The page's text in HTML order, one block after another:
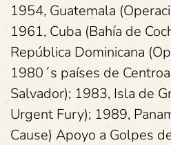
1954, Guatemala
1961, Cuba (Bahía de
República Dominicana
1980´s países de
Salvador); 1983, Isla de
Urgent Fury); 1989,
Cause) Apoyo a Golpes